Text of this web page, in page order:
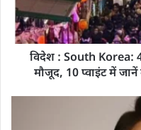
विदेश : South Korea:
मौजूद, 10 प्वाइंट में